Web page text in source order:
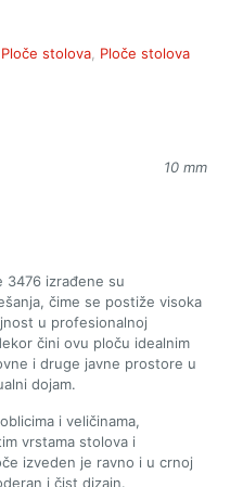
Ploče stolova Ploče stolova
10 mm
3476 izrađene su
čime se postiže visoka
u profesionalnoj
čini ovu ploču idealnim
i druge javne prostore u
dojam.
i veličinama,
vrstama stolova i
izveden je ravno i u crnoj
i čist dizajn.